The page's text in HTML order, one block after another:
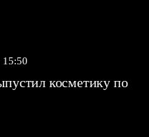
15:50
косметику по